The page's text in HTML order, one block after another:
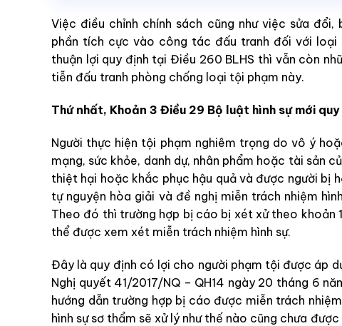
Việc điều chỉnh chính sách cũng như việc sửa
phần tích cực vào công tác đấu tranh đối với loại
thuận lợi quy định tại Điều 260 BLHS thì vẫn còn
tiễn đấu tranh phòng chống loại tội phạm này.
Thứ nhất, Khoản 3 Điều 29 Bộ luật hình sự mới
Người thực hiện tội phạm nghiêm trọng do vô ý
mạng, sức khỏe, danh dự, nhân phẩm hoặc tài sản
thiệt hại hoặc khắc phục hậu quả và được người bị
tự nguyện hòa giải và đề nghị miễn trách nhiệm
Theo đó thì trường hợp bị cáo bị xét xử theo khoản
thể được xem xét miễn trách nhiệm hình sự.
Đây là quy định có lợi cho người phạm tội được áp
Nghị quyết 41/2017/NQ – QH14 ngày 20 tháng 6
hướng dẫn trường hợp bị cáo được miễn trách
hình sự sơ thẩm sẽ xử lý như thế nào cũng chưa